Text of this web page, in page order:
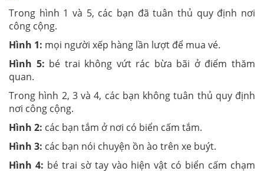
Trong hình 1 và 5, các bạn đã tuân thủ quy định nơi
công cộng.
Hình 1: mọi người xếp hàng lần lượt để mua vé.
Hình 5: bé trai không vứt rác bừa bãi ở điểm thăm
quan.
Trong hình 2, 3 và 4, các bạn không tuân thủ quy định
nơi công cộng.
Hình 2: các bạn tắm ở nơi có biển cấm tắm.
Hình 3: các bạn nói chuyện ồn ào trên xe buýt.
Hình 4: bé trai sờ tay vào hiện vật có biển cấm chạm